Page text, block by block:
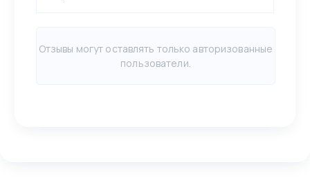
Отзывы могут оставлять только авторизованные
пользователи.